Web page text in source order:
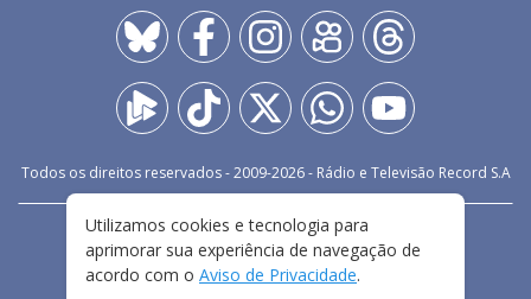
Todos os direitos reservados - 2009-2026- Rádio e Televisão Record S.A
FALE CONOSCO
PRIVACIDADE
TERMOS E CONDIÇÕES DE USO
Utilizamos cookies e tecnologia para
aprimorar sua experiência de navegação de
acordo com o Aviso de Privacidade.